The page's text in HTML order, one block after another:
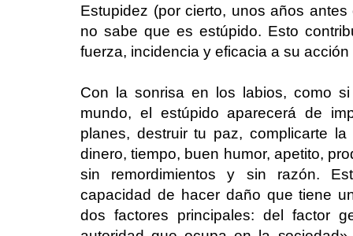
Estupidez (por cierto, unos años
no sabe que es estúpido. Esto
fuerza, incidencia y eficacia a su
Con la sonrisa en los labios, como
mundo, el estúpido aparecerá de
planes, destruir tu paz, complicarte
dinero, tiempo, buen humor, apetito,
sin remordimientos y sin razón.
capacidad de hacer daño que tiene
dos factores principales: del factor